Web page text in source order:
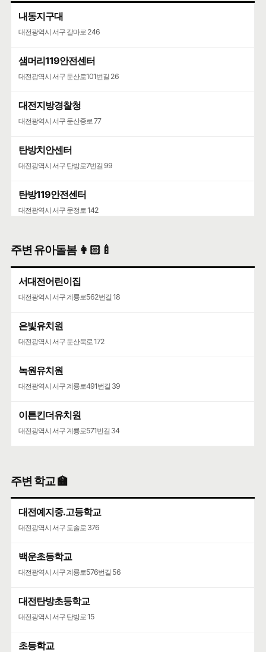
내동지구대
대전광역시 서구 갈마로 246
샘머리119안전센터
대전광역시 서구 둔산로101번길 26
대전지방경찰청
대전광역시 서구 둔산중로 77
탄방치안센터
대전광역시 서구 탄방로7번길 99
탄방119안전센터
대전광역시 서구 문정로 142
대전광역시 서구 계룡로 667
주변 유아돌봄 👩🏻‍🍼
서대전어린이집
대전광역시 서구 계룡로562번길 18
은빛유치원
대전광역시 서구 둔산북로 172
녹원유치원
대전광역시 서구 계룡로491번길 39
이튼킨더유치원
대전광역시 서구 계룡로571번길 34
주변 학교 🏫
대전예지중.고등학교
대전광역시 서구 도솔로 376
백운초등학교
대전광역시 서구 계룡로576번길 56
대전탄방초등학교
대전광역시 서구 탄방로 15
초등학교